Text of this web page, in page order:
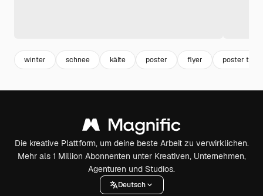
winter schnee kälte poster flyer poster
Die kreative Plattform, um deine beste Arbeit zu verwirklichen.
Mehr als 1 Million Abonnenten unter Kreativen, Unternehmen,
Agenturen und Studios.
Deutsch